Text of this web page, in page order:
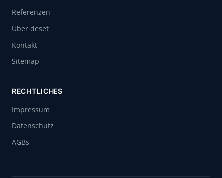
Referenzen
Über deset
Kontakt
Sitemap
RECHTLICHES
Impressum
Datenschutz
AGBs